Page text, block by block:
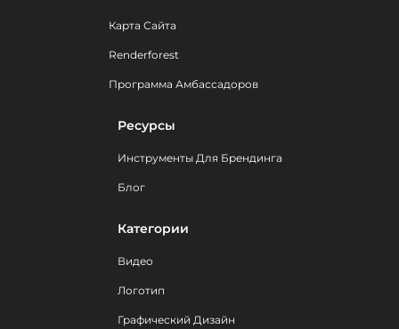
Карта Сайта
Renderforest
Программа Амбассадоров
Ресурсы
Инструменты Для Брендинга
Блог
Категории
Видео
Логотип
Графический Дизайн